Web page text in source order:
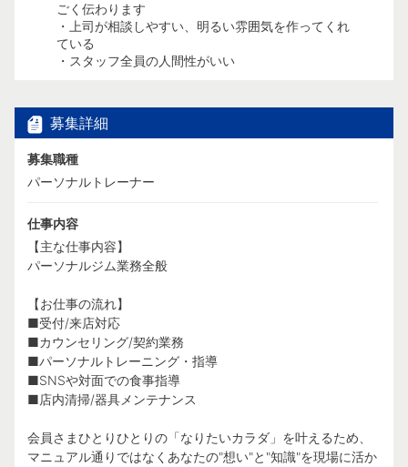
ごく伝わります
・上司が相談しやすい、明るい雰囲気を作ってくれ
ている
・スタッフ全員の人間性がいい
募集詳細
募集職種
パーソナルトレーナー
仕事内容
【主な仕事内容】
パーソナルジム業務全般
【お仕事の流れ】
■受付/来店対応
■カウンセリング/契約業務
■パーソナルトレーニング・指導
■SNSや対面での食事指導
■店内清掃/器具メンテナンス
会員さまひとりひとりの「なりたいカラダ」を叶えるため、
マニュアル通りではなくあなたの"想い"と"知識"を現場に活か